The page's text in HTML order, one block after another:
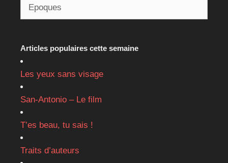
Articles populaires cette semaine
Les yeux sans visage
San-Antonio – Le film
T’es beau, tu sais !
Traits d’auteurs